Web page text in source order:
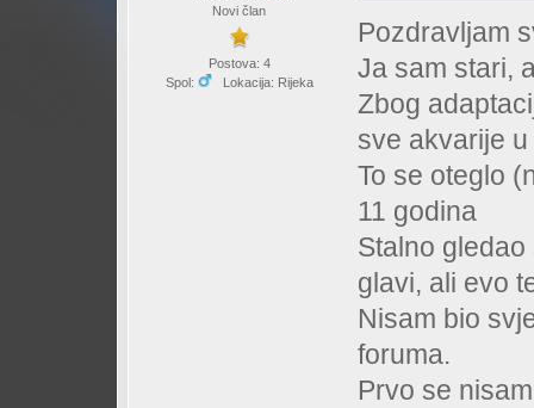
Novi član
Postova: 4
Spol:
Lokacija: Rijeka
Pozdravljam
Ja sam stari,
Zbog
sve akvarije
To se oteglo
11 godina
Stalno
glavi, ali evo
Nisam bio
foruma.
Prvo se